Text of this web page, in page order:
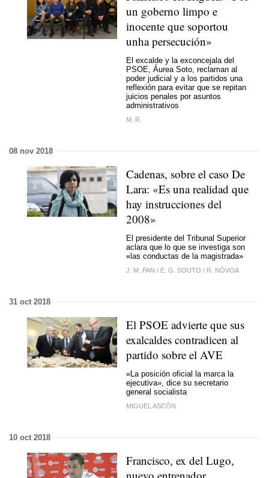
un goberno limpo e
inocente que soportou
unha persecución»
El excalde y la exconcejala del
PSOE, Áurea Soto, reclaman al
poder judicial y a los partidos una
reflexión para evitar que se repitan
juicios penales por asuntos
administrativos
M. R.
08 nov 2018
Cadenas, sobre el caso De
Lara: «Es una realidad que
hay instrucciones del
2008»
El presidente del Tribunal Superior
aclara que lo que se investiga son
«las conductas de la magistrada»
J. M. PAN / E. G. SOUTO / R. NÓVOA
31 oct 2018
El PSOE advierte que sus
exalcaldes contradicen al
partido sobre el AVE
«La posición oficial la marca la
ejecutiva», dice su secretario
general socialista
MIGUEL ASCÓN
10 oct 2018
Francisco, ex del Lugo,
nuevo entrenador